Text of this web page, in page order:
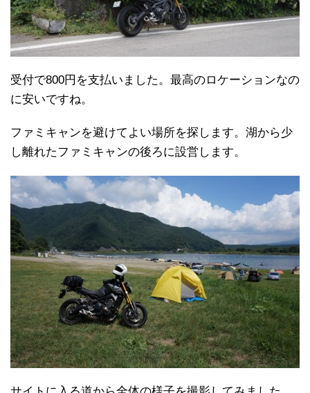
受付で800円を支払いました。最高のロケーションなの
に安いですね。
ファミキャンを避けてよい場所を探します。湖から少
し離れたファミキャンの後ろに設営します。